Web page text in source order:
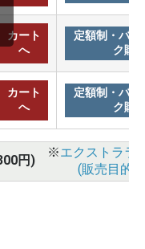
カート
へ
定額制・バリ
ク購
カート
へ
定額制・バリ
ク購
円)
※エクストララ
(販売目的